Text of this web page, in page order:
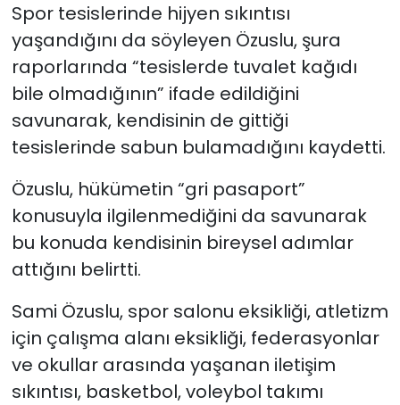
Spor tesislerinde hijyen sıkıntısı
yaşandığını da söyleyen Özuslu, şura
raporlarında “tesislerde tuvalet kağıdı
bile olmadığının” ifade edildiğini
savunarak, kendisinin de gittiği
tesislerinde sabun bulamadığını kaydetti.
Özuslu, hükümetin “gri pasaport”
konusuyla ilgilenmediğini da savunarak
bu konuda kendisinin bireysel adımlar
attığını belirtti.
Sami Özuslu, spor salonu eksikliği, atletizm
için çalışma alanı eksikliği, federasyonlar
ve okullar arasında yaşanan iletişim
sıkıntısı, basketbol, voleybol takımı